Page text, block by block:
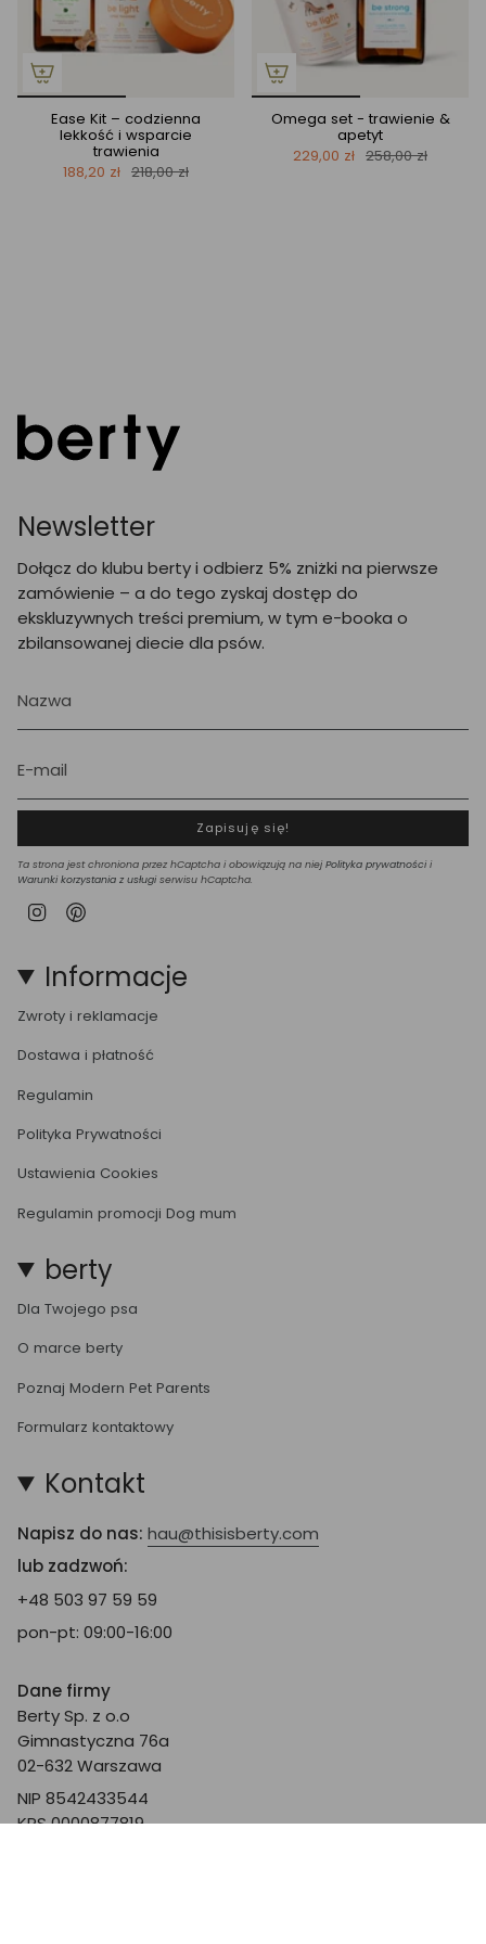
Ease Kit – codzienna
lekkość i wsparcie
trawienia
188,20 zł 218,00 zł
Omega set - trawienie &
apetyt
229,00 zł 258,00 zł
Newsletter
Dołącz do klubu berty i odbierz 5% zniżki na pierwsze
zamówienie – a do tego zyskaj dostęp do
ekskluzywnych treści premium, w tym e-booka o
zbilansowanej diecie dla psów.
Zapisuję się!
Ta strona jest chroniona przez hCaptcha i obowiązują na niej Polityka prywatności i
Warunki korzystania z usługi serwisu hCaptcha.
Instagram
Informacje
Zwroty i reklamacje
Dostawa i płatność
Regulamin
Polityka Prywatności
Ustawienia Cookies
Regulamin promocji Dog mum
berty
Dla Twojego psa
O marce berty
Poznaj Modern Pet Parents
Formularz kontaktowy
Kontakt
Napisz do nas: hau@thisisberty.com
lub zadzwoń:
+48 503 97 59 59
pon-pt: 09:00-16:00
Dane firmy
Berty Sp. z o.o
Gimnastyczna 76a
02-632 Warszawa
NIP 8542433544
KRS 0000877819